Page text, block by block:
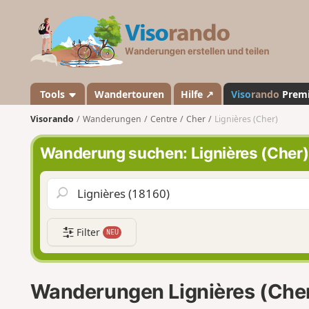
a
n
d
o
Tools Wandertouren Hilfe ↗ Visorando
Visorando Wanderungen Centre Cher Lignières (Cher)
Wanderung suchen: Lignières (Cher)
Filter NEU
Wanderungen Lignières